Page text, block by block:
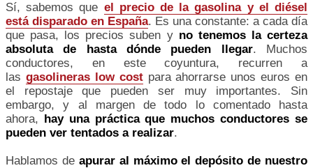
Sí, sabemos que el precio de la gasolina y el diésel
está disparado en España. Es una constante: a cada día
que pasa, los precios suben y no tenemos la certeza
absoluta de hasta dónde pueden llegar. Muchos
conductores, en este coyuntura, recurren a
las gasolineras low costpara ahorrarse unos euros en
el repostaje que pueden ser muy importantes. Sin
embargo, y al margen de todo lo comentado hasta
ahora,
hay una práctica que muchos conductores se
pueden ver tentados a realizar.
Hablamos de apurar al máximo el depósito de nuestro